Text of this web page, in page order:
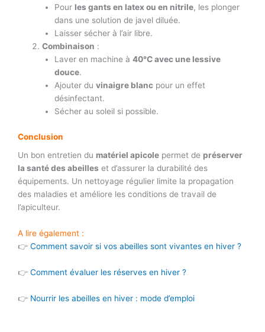
Pour les gants en latex ou en nitrile, les plonger
dans une solution de javel diluée.
Laisser sécher à l’air libre.
Combinaison :
Laver en machine à 40°C avec une lessive
douce.
Ajouter du vinaigre blancpour un effet
désinfectant.
Sécher au soleil si possible.
Conclusion
Un bon entretien du matériel apicole permet de préserver
la santé des abeilles et d’assurer la durabilité des
équipements. Un nettoyage régulier limite la propagation
des maladies et améliore les conditions de travail de
l’apiculteur.
A lire également :
👉 Comment savoir si vos abeilles sont vivantes en hiver ?
👉 Comment évaluer les réserves en hiver ?
👉 Nourrir les abeilles en hiver : mode d’emploi